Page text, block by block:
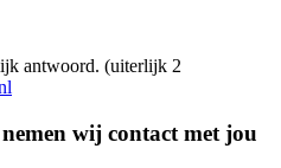
antwoord. (uiterlijk 2
wij contact met jou